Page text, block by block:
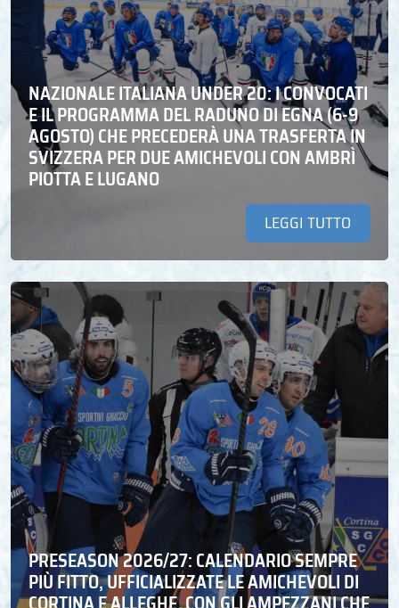
NAZIONALE ITALIANA UNDER 20: I CONVOCATI
E IL PROGRAMMA DEL RADUNO DI EGNA (6-9
AGOSTO) CHE PRECEDERÀ UNA TRASFERTA IN
SVIZZERA PER DUE AMICHEVOLI CON AMBRÌ
PIOTTA E LUGANO
LEGGI TUTTO
PRESEASON 2026/27: CALENDARIO SEMPRE
PIÙ FITTO, UFFICIALIZZATE LE AMICHEVOLI DI